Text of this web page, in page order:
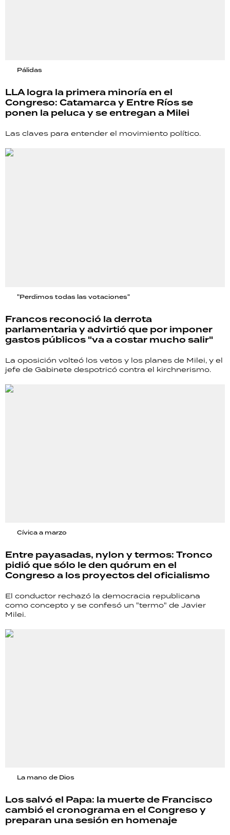
Pálidas
LLA logra la primera minoría en el
Congreso: Catamarca y Entre Ríos se
ponen la peluca y se entregan a Milei
Las claves para entender el movimiento político.
"Perdimos todas las votaciones"
Francos reconoció la derrota
parlamentaria y advirtió que por imponer
gastos públicos "va a costar mucho salir"
La oposición volteó los vetos y los planes de Milei, y el
jefe de Gabinete despotricó contra el kirchnerismo.
Cívica a marzo
Entre payasadas, nylon y termos: Tronco
pidió que sólo le den quórum en el
Congreso a los proyectos del oficialismo
El conductor rechazó la democracia republicana
como concepto y se confesó un "termo" de Javier
Milei.
La mano de Dios
Los salvó el Papa: la muerte de Francisco
cambió el cronograma en el Congreso y
preparan una sesión en homenaje